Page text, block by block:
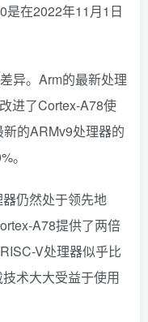
是在2022年11月1日
异。Arm的最新处理
进了Cortex-A78使
的ARMv9处理器的
。
仍然处于领先地
A78提供了两倍
V处理器似乎比
术大大受益于使用